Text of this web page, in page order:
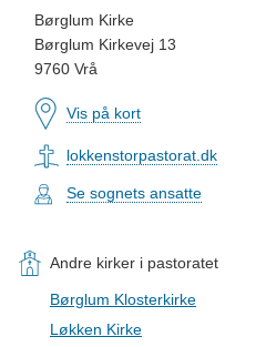
Børglum Kirke
Børglum Kirkevej 13
9760 Vrå
Vis på kort
lokkenstorpastorat.dk
Se sognets ansatte
Andre kirker i pastoratet
Børglum Klosterkirke
Løkken Kirke